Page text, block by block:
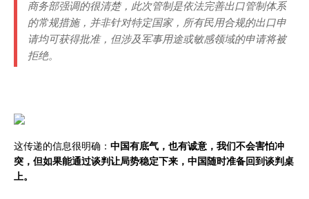
商务部强调的很清楚，此次管制是依法完善出口管制体系
的常规措施，并非针对特定国家，所有民用合规的出口申
请均可获得批准，但涉及军事用途或敏感领域的申请将被
拒绝。
‌这传递的信息很明确： 中国有底气，也有诚意，我们不会害怕冲
突，但如果能通过谈判让局势稳定下来，中国随时准备回到谈判桌
上。